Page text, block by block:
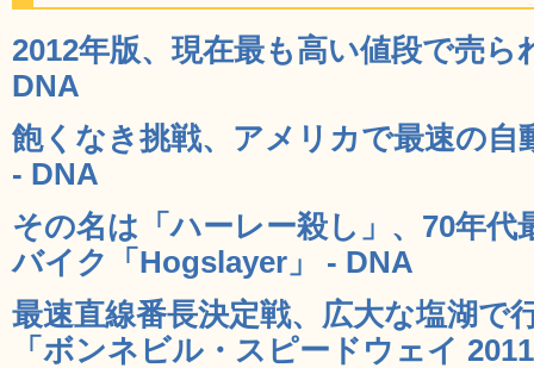
2012年版、現在最も高い値段で売
DNA
飽くなき挑戦、アメリカで最速の自
- DNA
その名は「ハーレー殺し」、70年
バイク「Hogslayer」 - DNA
最速直線番長決定戦、広大な塩湖で
「ボンネビル・スピードウェイ